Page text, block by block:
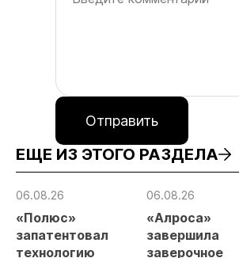
Отправить
ЕЩЕ ИЗ ЭТОГО РАЗДЕЛА
06.08.26
«Полюс»
запатентовал
технологию
06.08.26
«Алроса»
завершила
заверочное